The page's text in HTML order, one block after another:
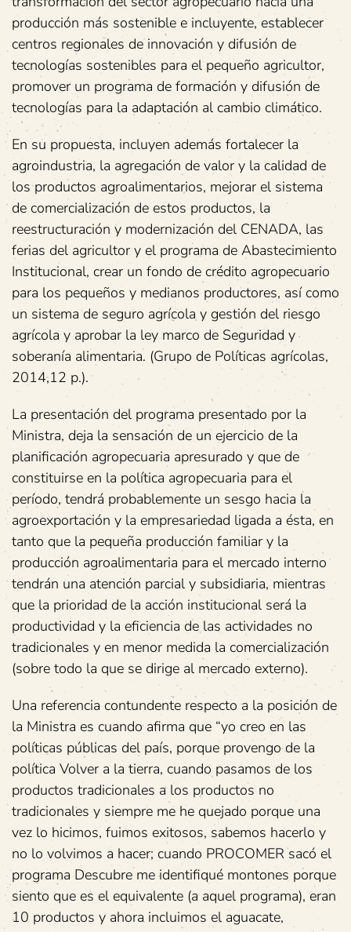
producción más sostenible e incluyente, establecer
centros regionales de innovación y difusión de
tecnologías sostenibles para el pequeño agricultor,
promover un programa de formación y difusión de
tecnologías para la adaptación al cambio climático.
En su propuesta, incluyen además fortalecer la
agroindustria, la agregación de valor y la calidad de
los productos agroalimentarios, mejorar el sistema
de comercialización de estos productos, la
reestructuración y modernización del CENADA, las
ferias del agricultor y el programa de Abastecimiento
Institucional, crear un fondo de crédito agropecuario
para los pequeños y medianos productores, así como
un sistema de seguro agrícola y gestión del riesgo
agrícola y aprobar la ley marco de Seguridad y
soberanía alimentaria. (Grupo de Políticas agrícolas,
2014,12 p.).
La presentación del programa presentado por la
Ministra, deja la sensación de un ejercicio de la
planificación agropecuaria apresurado y que de
constituirse en la política agropecuaria para el
período, tendrá probablemente un sesgo hacia la
agroexportación y la empresariedad ligada a ésta, en
tanto que la pequeña producción familiar y la
producción agroalimentaria para el mercado interno
tendrán una atención parcial y subsidiaria, mientras
que la prioridad de la acción institucional será la
productividad y la eficiencia de las actividades no
tradicionales y en menor medida la comercialización
(sobre todo la que se dirige al mercado externo).
Una referencia contundente respecto a la posición de
la Ministra es cuando afirma que “yo creo en las
políticas públicas del país, porque provengo de la
política Volver a la tierra, cuando pasamos de los
productos tradicionales a los productos no
tradicionales y siempre me he quejado porque una
vez lo hicimos, fuimos exitosos, sabemos hacerlo y
no lo volvimos a hacer; cuando PROCOMER sacó el
programa Descubre me identifiqué montones porque
siento que es el equivalente (a aquel programa), eran
10 productos y ahora incluimos el aguacate,